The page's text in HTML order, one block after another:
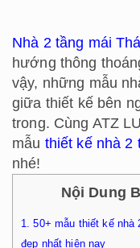
Nhà 2 tầng mái
hướng thông
vậy, những mẫu
giữa thiết kế bên
trong. Cùng ATZ
mẫu thiết kế nhà 2
nhé!
Nội Dung
1. 50+ mẫu thiết kế nhà
đẹp nhất hiện nay